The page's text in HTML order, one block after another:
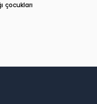
çocukları